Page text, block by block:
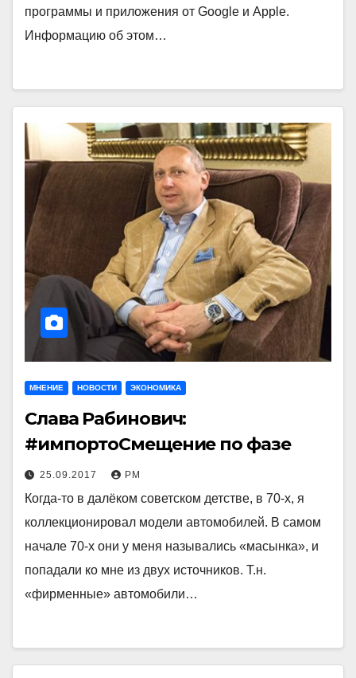
программы и приложения от Google и Apple.
Информацию об этом…
МНЕНИЕ НОВОСТИ ЭКОНОМИКА
Слава Рабинович:
#импортоСмещение по фазе
25.09.2017 РМ
Когда-то в далёком советском детстве, в 70-х, я
коллекционировал модели автомобилей. В самом
начале 70-х они у меня назывались «масынка», и
попадали ко мне из двух источников. Т.н.
«фирменные» автомобили…